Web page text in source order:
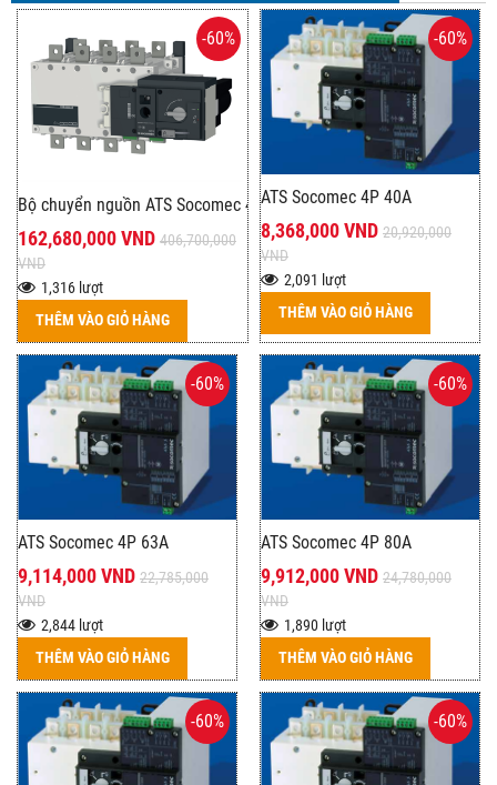
-60%
Bộ chuyển nguồn ATS Socomec 4P 2500A – Giải pháp tự động
162,680,000 VND 406,700,000
VND
1,316 lượt
THÊM VÀO GIỎ HÀNG
-60%
ATS Socomec 4P 40A
8,368,000 VND 20,920,000
VND
2,091 lượt
THÊM VÀO GIỎ HÀNG
-60%
ATS Socomec 4P 63A
9,114,000 VND 22,785,000
VND
2,844 lượt
THÊM VÀO GIỎ HÀNG
-60%
ATS Socomec 4P 80A
9,912,000 VND 24,780,000
VND
1,890 lượt
THÊM VÀO GIỎ HÀNG
-60% -60%